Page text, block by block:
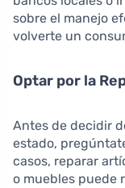
sobre el manejo
volverte un
Optar por la
Antes de decidir
estado,
casos, reparar
o muebles puede